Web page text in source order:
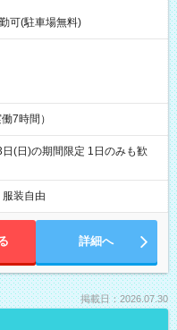
可(駐車場無料)
7時間）
(日)の期間限定 1日のみも歓
服装自由
詳細へ
掲載日：2026.07.30